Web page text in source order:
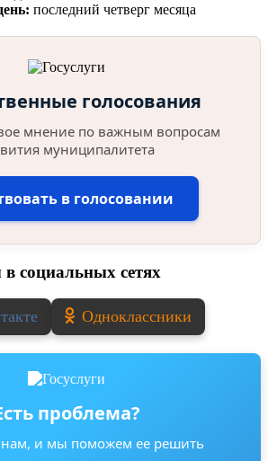
последний четверг месяца
голосования
мнение по важным вопросам
муниципалитета
в голосовании
социальных сетях
Одноклассники
проблема?
и мы поможем ее решить